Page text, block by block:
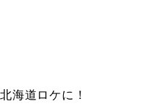
海道ロケに！